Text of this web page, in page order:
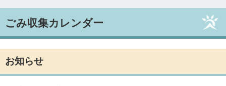
文
文ごみ収集カレンダー
お知らせ